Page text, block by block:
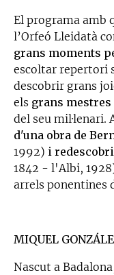
El programa amb
l’Orfeó Lleidatà
grans moments
escoltar repertori
descobrir grans
els grans
del seu mil·lenari.
d'una obra de
1992) i
1842 - l'Albi,
arrels ponentines
MIQUEL
Nascut a